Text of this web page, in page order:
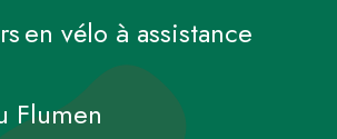
en vélo à assistance
Flumen